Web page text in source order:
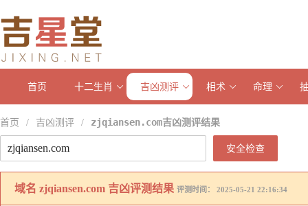
首页 十二生肖 吉凶测评 相术 命理
首页 / 吉凶测评 / zjqiansen.com吉凶测评结果
安全检查
域名 zjqiansen.com 吉凶评测结果 评测时间： 2025-05-21 22:16:34